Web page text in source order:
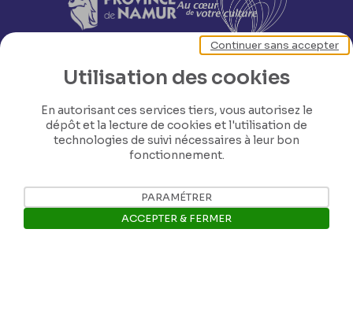
Nos coordonnées
Utilisation des cookies
En autorisant ces services tiers, vous autorisez le
dépôt et la lecture de cookies et l'utilisation de
technologies de suivi nécessaires à leur bon
fonctionnement.
Continuer sans accepter
PARAMÉTRER
ACCEPTER & FERMER